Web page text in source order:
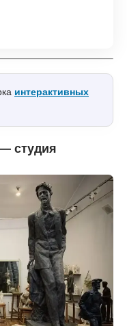
интерактивных
студия